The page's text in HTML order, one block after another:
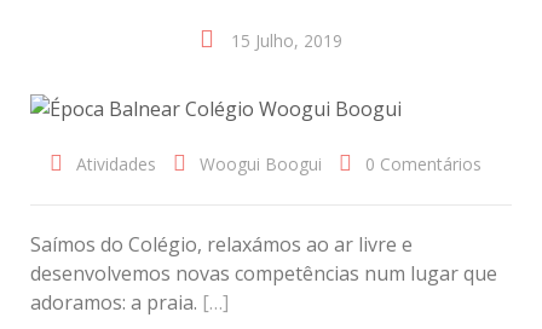
15 Julho, 2019
Atividades Woogui Boogui 0 Comentários
Saímos do Colégio, relaxámos ao ar livre e
desenvolvemos novas competências num lugar que
adoramos: a praia. […]